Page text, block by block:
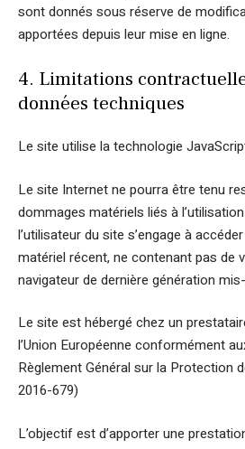
sont donnés sous réserve de
apportées depuis leur mise en ligne.
4. Limitations
données techniques
Le site utilise la technologie
Le site Internet ne pourra être tenu
dommages matériels liés à
l’utilisateur du site s’engage à
matériel récent, ne contenant pas de
navigateur de dernière génération
Le site est hébergé chez un
l’Union Européenne conformément
Règlement Général sur la Protection
2016-679)
L’objectif est d’apporter une